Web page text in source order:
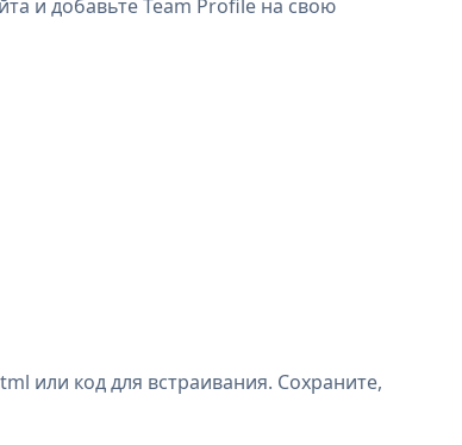
и добавьте Team Profile на свою
или код для встраивания. Сохраните,